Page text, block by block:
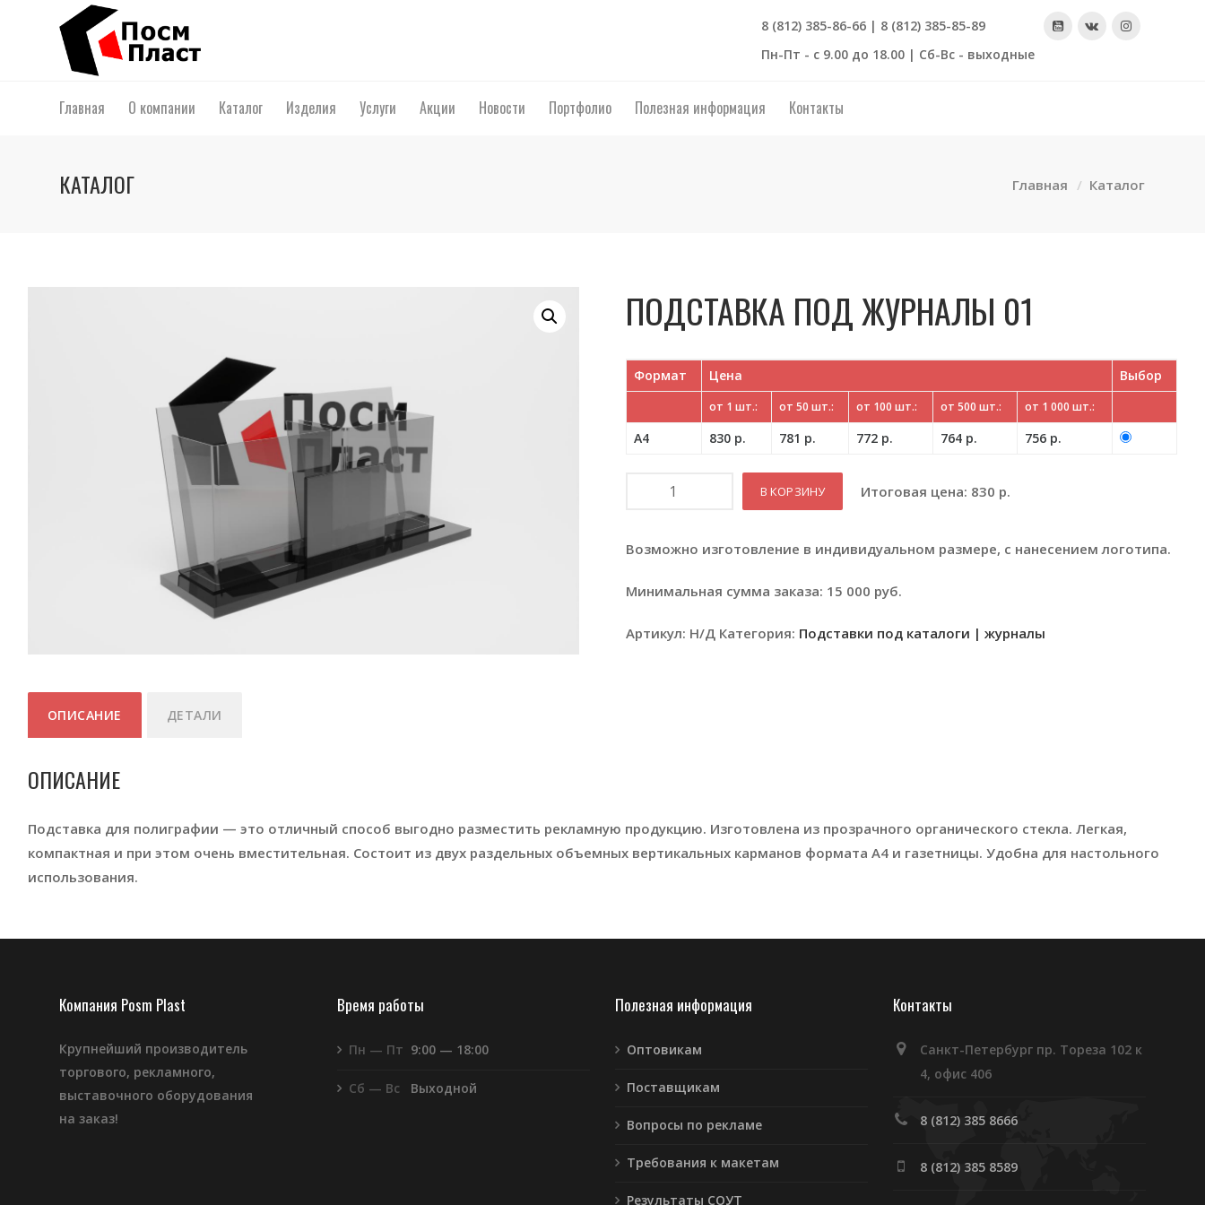
8 (812) 385-86-66 | 8 (812) 385-85-89
Пн-Пт - с 9.00 до 18.00 | Сб-Вс - выходные
Главная О компании Каталог Изделия Услуги Акции Новости Портфолио Полезная информация Контакты
КАТАЛОГ Главная Каталог
ПОДСТАВКА ПОД ЖУРНАЛЫ 01
Формат Цена Выбор
от 1 шт.: от 50 шт.: от 100 шт.: от 500 шт.: от 1 000 шт.:
А4 830 р. 781 р. 772 р. 764 р. 756 р.
Количество В КОРЗИНУ Итоговая цена: 830 р.
Возможно изготовление в индивидуальном размере, с нанесением логотипа.
Минимальная сумма заказа: 15 000 руб.
Артикул: Н/Д Категория: Подставки под каталоги | журналы
ОПИСАНИЕ ДЕТАЛИ
ОПИСАНИЕ
Подставка для полиграфии — это отличный способ выгодно разместить рекламную продукцию. Изготовлена из прозрачного органического стекла. Легкая,
компактная и при этом очень вместительная. Состоит из двух раздельных объемных вертикальных карманов формата А4 и газетницы. Удобна для настольного
использования.
Компания Posm Plast
Крупнейший производитель
торгового, рекламного,
выставочного оборудования
на заказ!
Время работы
Пн — Пт 9:00 — 18:00
Сб — Вс Выходной
Полезная информация
Оптовикам
Поставщикам
Вопросы по рекламе
Требования к макетам
Результаты СОУТ
Контакты
Санкт-Петербург пр. Тореза 102 к
4, офис 406
8 (812) 385 8666
8 (812) 385 8589